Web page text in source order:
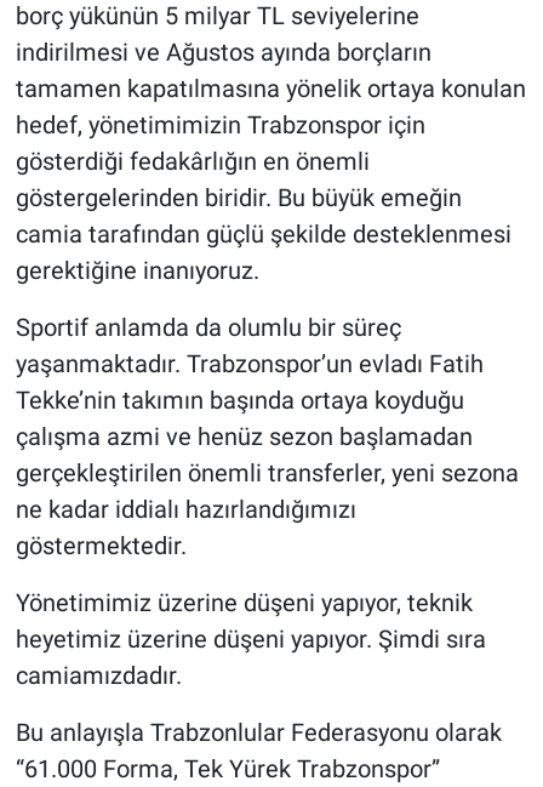
borç yükünün 5 milyar TL seviyelerine
indirilmesi ve Ağustos ayında borçların
tamamen kapatılmasına yönelik ortaya konulan
hedef, yönetimimizin Trabzonspor için
gösterdiği fedakârlığın en önemli
göstergelerinden biridir. Bu büyük emeğin
camia tarafından güçlü şekilde desteklenmesi
gerektiğine inanıyoruz.
Sportif anlamda da olumlu bir süreç
yaşanmaktadır. Trabzonspor’un evladı Fatih
Tekke’nin takımın başında ortaya koyduğu
çalışma azmi ve henüz sezon başlamadan
gerçekleştirilen önemli transferler, yeni sezona
ne kadar iddialı hazırlandığımızı
göstermektedir.
Yönetimimiz üzerine düşeni yapıyor, teknik
heyetimiz üzerine düşeni yapıyor. Şimdi sıra
camiamızdadır.
Bu anlayışla Trabzonlular Federasyonu olarak
“61.000 Forma, Tek Yürek Trabzonspor”